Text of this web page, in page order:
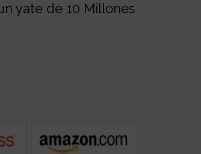
yate de 10 Millones